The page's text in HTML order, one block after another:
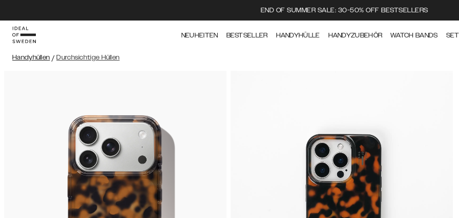
END OF SUMMER SALE: 30-50% OFF BESTSELLERS
NEUHEITEN BESTSELLER HANDYHÜLLE HANDYZUBEHÖR WATCH BANDS
Handyhüllen / Durchsichtige Hüllen